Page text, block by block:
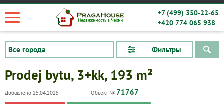
+7 (499) 350-22-65
+420 774 065 938
Фильтры
Prodej bytu, 3+kk, 193 m²
Добавлено 25.04.2025 Объект № 71767